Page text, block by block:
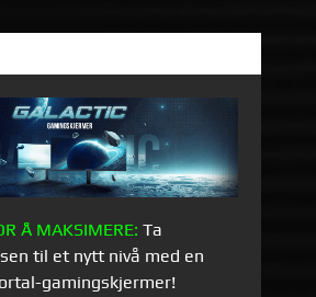
Å MAKSIMERE: Ta
til et nytt nivå med en
gamingskjermer!